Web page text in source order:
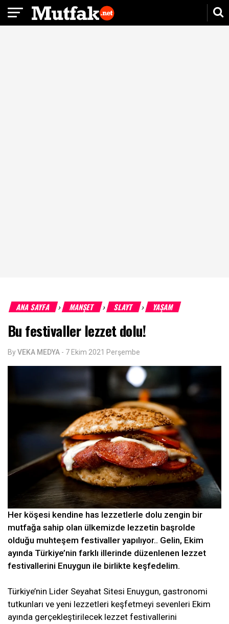
ANA SAYFA › MANŞET › SLAYT › YAŞAM
Bu festivaller lezzet dolu!
ByVEKA MEDYA - 7 Ekim 2021 Perşembe
Her köşesi kendine has lezzetlerle dolu zengin bir
mutfağa sahip olan ülkemizde lezzetin başrolde
olduğu muhteşem festivaller yapılıyor.. Gelin, Ekim
ayında Türkiye’nin farklı illerinde düzenlenen lezzet
festivallerini Enuygun ile birlikte keşfedelim.
Türkiye’nin Lider Seyahat Sitesi Enuygun, gastronomi
tutkunları ve yeni lezzetleri keşfetmeyi sevenleri Ekim
ayında gerçekleştirilecek lezzet festivallerini